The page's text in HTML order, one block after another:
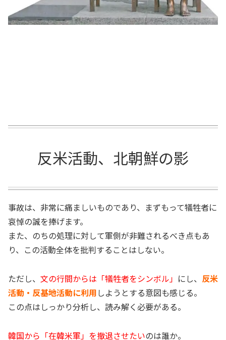
反米活動、北朝鮮の影
事故は、非常に痛ましいものであり、まずもって犠牲者に
哀悼の誠を捧げます。
また、のちの処理に対して軍側が非難されるべき点もあ
り、この活動全体を批判することはしない。
ただし、 文の行間からは「犠牲者をシンボル」 にし、 反米
活動・反基地活動に利用しようとする意図も感じる。
この点はしっかり分析し、読み解く必要がある。
韓国から「在韓米軍」を撤退させたいのは誰か。